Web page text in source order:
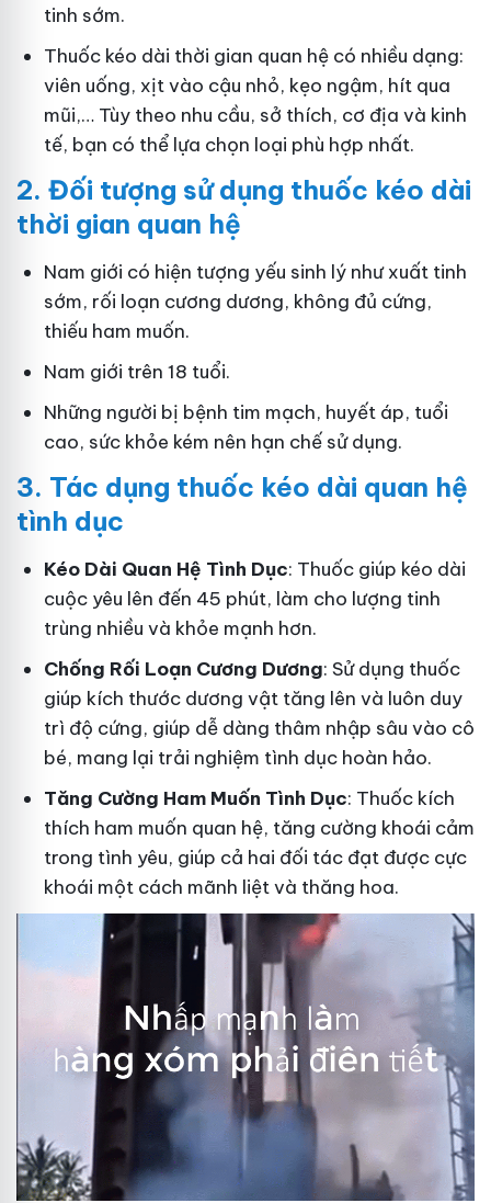
tinh sớm.
Thuốc kéo dài thời gian quan hệ có nhiều dạng:
viên uống, xịt vào cậu nhỏ, kẹo ngậm, hít qua
mũi,… Tùy theo nhu cầu, sở thích, cơ địa và kinh
tế, bạn có thể lựa chọn loại phù hợp nhất.
2. Đối tượng sử dụng thuốc kéo dài
thời gian quan hệ
Nam giới có hiện tượng yếu sinh lý như xuất tinh
sớm, rối loạn cương dương, không đủ cứng,
thiếu ham muốn.
Nam giới trên 18 tuổi.
Những người bị bệnh tim mạch, huyết áp, tuổi
cao, sức khỏe kém nên hạn chế sử dụng.
3. Tác dụng thuốc kéo dài quan hệ
tình dục
Kéo Dài Quan Hệ Tình Dục: Thuốc giúp kéo dài
cuộc yêu lên đến 45 phút, làm cho lượng tinh
trùng nhiều và khỏe mạnh hơn.
Chống Rối Loạn Cương Dương: Sử dụng thuốc
giúp kích thước dương vật tăng lên và luôn duy
trì độ cứng, giúp dễ dàng thâm nhập sâu vào cô
bé, mang lại trải nghiệm tình dục hoàn hảo.
Tăng Cường Ham Muốn Tình Dục: Thuốc kích
thích ham muốn quan hệ, tăng cường khoái cảm
trong tình yêu, giúp cả hai đối tác đạt được cực
khoái một cách mãnh liệt và thăng hoa.